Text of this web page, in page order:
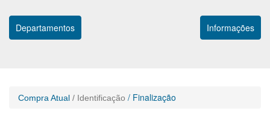
Departamentos Informações
Compra Atual / Identificação / Finalização